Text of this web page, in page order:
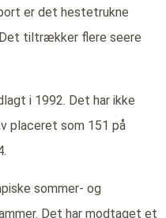
er det hestetrukne
tiltrækker flere seere
i 1992. Det har ikke
placeret som 151 på
sommer- og
Det har modtaget et